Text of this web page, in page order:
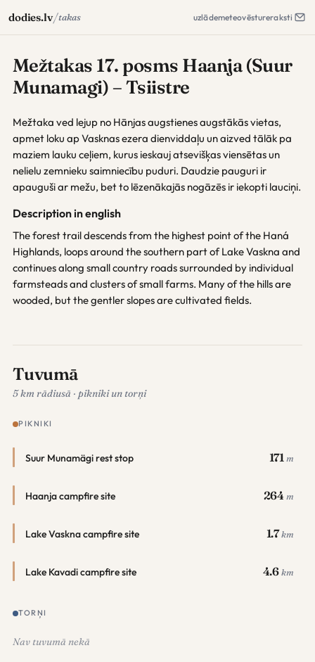
dodies.lv/takas uzlādemeteovēstureraksti
Mežtakas 17. posms Haanja (Suur
Munamagi) – Tsiistre
Mežtaka ved lejup no Hānjas augstienes augstākās vietas,
apmet loku ap Vasknas ezera dienviddaļu un aizved tālāk pa
maziem lauku ceļiem, kurus ieskauj atsevišķas viensētas un
nelielu zemnieku saimniecību puduri. Daudzie pauguri ir
apauguši ar mežu, bet to lēzenākajās nogāzēs ir iekopti lauciņi.
Description in english
The forest trail descends from the highest point of the Haná
Highlands, loops around the southern part of Lake Vaskna and
continues along small country roads surrounded by individual
farmsteads and clusters of small farms. Many of the hills are
wooded, but the gentler slopes are cultivated fields.
Tuvumā
5 km rādiusā · pikniki un torņi
PIKNIKI
Suur Munamägi rest stop 171 m
Haanja campfire site 264 m
Lake Vaskna campfire site 1.7 km
Lake Kavadi campfire site 4.6 km
TORŅI
Nav tuvumā nekā